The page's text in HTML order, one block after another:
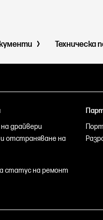
Техническа
драйвери
отстраняване на
статус на ремонт